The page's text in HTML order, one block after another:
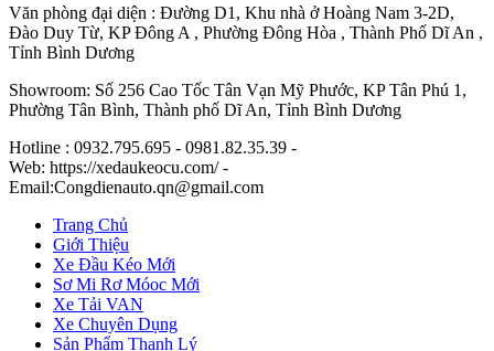
Văn phòng đại diện : Đường D1, Khu nhà ở Hoàng Nam 3-2D,
Đào Duy Từ, KP Đông A , Phường Đông Hòa , Thành Phố Dĩ An ,
Tỉnh Bình Dương
Showroom: Số 256 Cao Tốc Tân Vạn Mỹ Phước, KP Tân Phú 1,
Phường Tân Bình, Thành phố Dĩ An, Tỉnh Bình Dương
Hotline : 0932.795.695 - 0981.82.35.39 -
Web: https://xedaukeocu.com/ -
Email:Congdienauto.qn@gmail.com
Trang Chủ
Giới Thiệu
Xe Đầu Kéo Mới
Sơ Mi Rơ Móoc Mới
Xe Tải VAN
Xe Chuyên Dụng
Sản Phẩm Thanh Lý